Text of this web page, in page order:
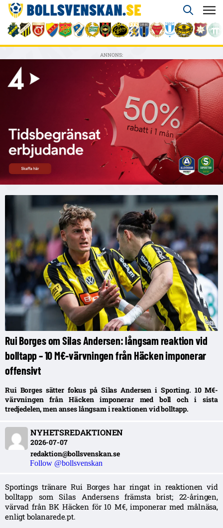
ANNONS:
Rui Borges om Silas Andersen: långsam reaktion vid
bolltapp – 10 M€-värvningen från Häcken imponerar
offensivt
Rui Borges sätter fokus på Silas Andersen i Sporting. 10 M€-
värvningen från Häcken imponerar med boll och i sista
tredjedelen, men anses långsam i reaktionen vid bolltapp.
NYHETSREDAKTIONEN
2026-07-07
redaktion@bollsvenskan.se
Follow @bollsvenskan
Sportings tränare Rui Borges har ringat in reaktionen vid
bolltapp som Silas Andersens främsta brist; 22-åringen,
värvad från BK Häcken för 10 M€, imponerar med målnäsa,
enligt bolanarede.pt.